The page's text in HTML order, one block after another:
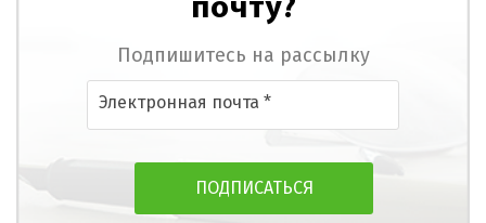
почту?
Подпишитесь на рассылку